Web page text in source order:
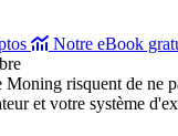
Notre eBook
risquent de ne
et votre système